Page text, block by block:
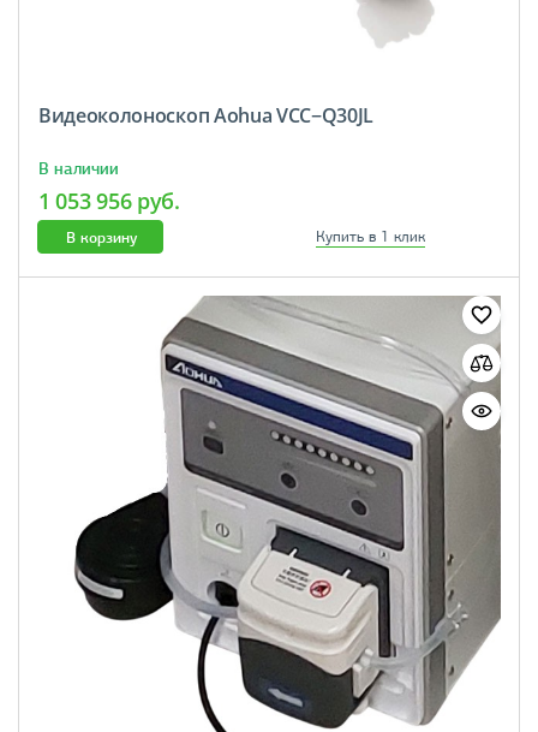
Видеоколоноскоп Aohua VCC−Q30JL
В наличии
1 053 956 руб.
В корзину Купить в 1 клик